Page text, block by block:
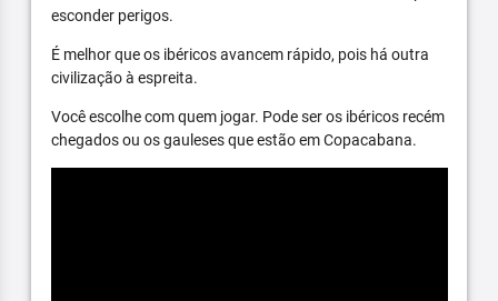
esconder perigos.
É melhor que os ibéricos avancem rápido, pois há outra
civilização à espreita.
Você escolhe com quem jogar. Pode ser os ibéricos recém
chegados ou os gauleses que estão em Copacabana.